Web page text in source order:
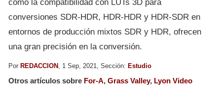
como la compatibilidad con LUTs 3D para
conversiones SDR-HDR, HDR-HDR y HDR-SDR en
entornos de producción mixtos SDR y HDR, ofrecen
una gran precisión en la conversión.
Por REDACCION , 1 Sep, 2021, Sección: Estudio
Otros artículos sobre For-A, Grass Valley, Lyon Video